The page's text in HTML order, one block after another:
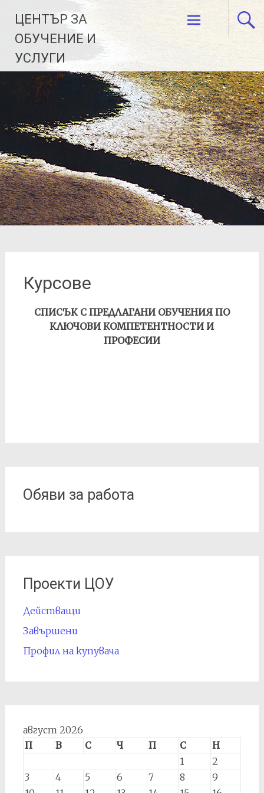
content
ЦЕНТЪР ЗА
ОБУЧЕНИЕ И
УСЛУГИ
Курсове
СПИСЪК С ПРЕДЛАГАНИ ОБУЧЕНИЯ ПО
КЛЮЧОВИ КОМПЕТЕНТНОСТИ И
ПРОФЕСИИ
Обяви за работа
Проекти ЦОУ
Действащи
Завършени
Профил на купувача
август 2026
П
В С Ч П С
Н
1
2
3
4 5 6 7 8
9